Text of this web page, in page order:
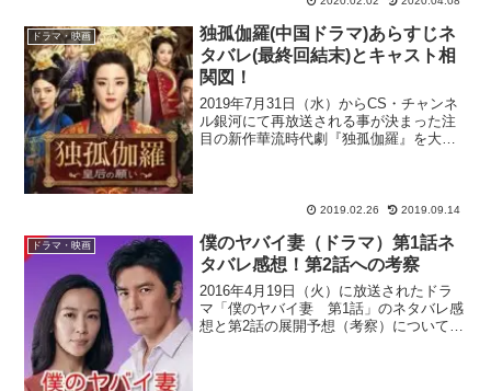
ドラマ・映画
独孤伽羅(中国ドラマ)あらすじネ
タバレ(最終回結末)とキャスト相
関図！
2019年7月31日（水）からCS・チャンネ
ル銀河にて再放送される事が決まった注
目の新作華流時代劇『独孤伽羅』を大特
2019.02.26 2019.09.14
ドラマ・映画
僕のヤバイ妻（ドラマ）第1話ネ
タバレ感想！第2話への考察
2016年4月19日（火）に放送されたドラ
マ「僕のヤバイ妻 第1話」のネタバレ感
想と第2話の展開予想（考察）についてま